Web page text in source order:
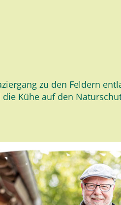
zu den Feldern
Kühe auf den